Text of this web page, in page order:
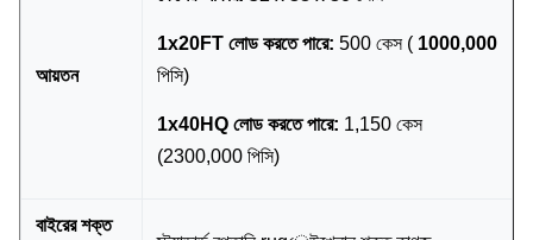
আয়তন
1x20FT লোড করতে পারে: 500 কেস ( 1000,000
পিসি)
1x40HQ লোড করতে পারে: 1,150 কেস
(2300,000 পিসি)
বাইরের শক্ত